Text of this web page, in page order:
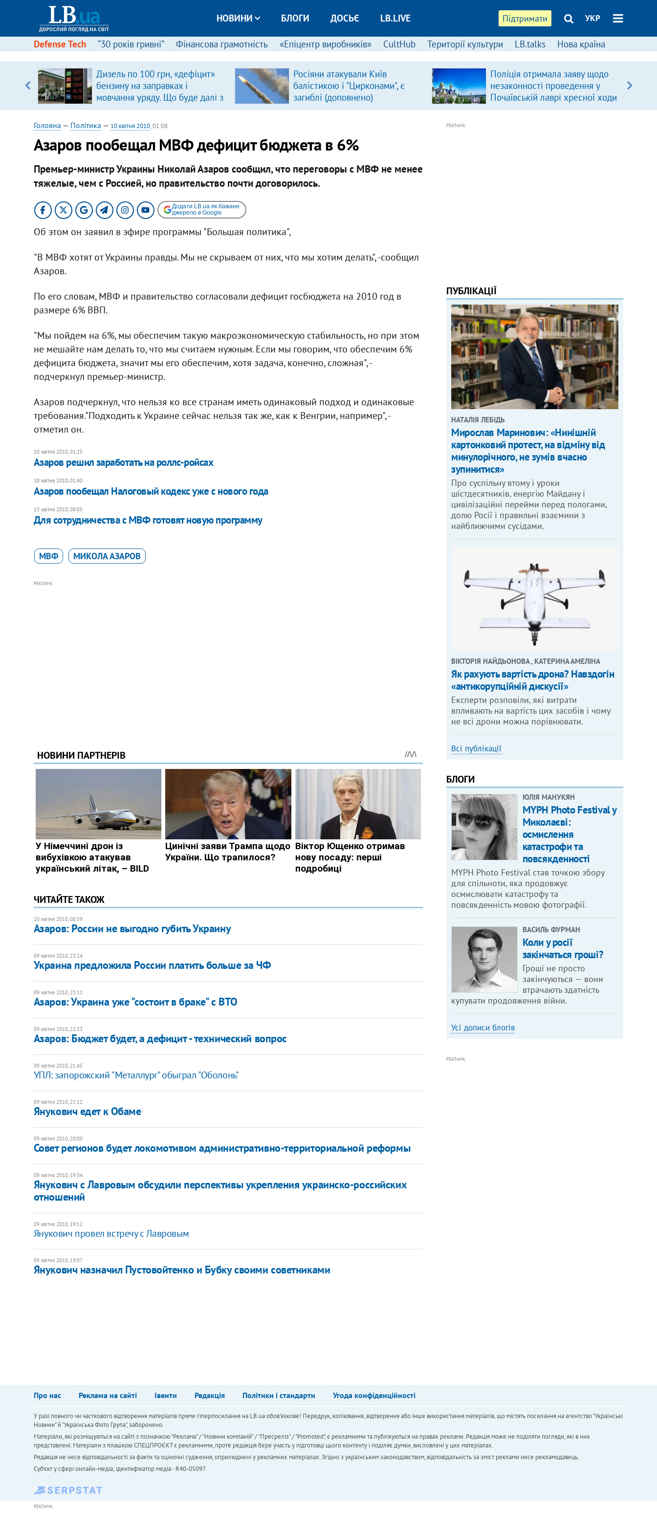
Підтримати УКР
НОВИНИ БЛОГИ ДОСЬЄ LB.LIVE
Defense Tech “30 років гривні” Фінансова грамотність «Епіцентр виробників» CultHub Території культури LB.talks Нова країна
Дизель по 100 грн, «дефіцит»
бензину на заправках і
мовчання уряду. Що буде далі з
цінами на пальне?
Росіяни атакували Київ
балістикою і "Цирконами", є
загиблі (доповнено)
Поліція отримала заяву щодо
незаконності проведення у
Почаївській лаврі хресної ходи
Головна — Політика — 10 квітня 2010, 01:08
Азаров пообещал МВФ дефицит бюджета в 6%
Премьер-министр Украины Николай Азаров сообщил, что переговоры с МВФ не менее
тяжелые, чем с Россией, но правительство почти договорилось.
Додати LB.ua як бажане
джерело в Google
Об этом он заявил в эфире программы "Большая политика",
"В МВФ хотят от Украины правды. Мы не скрываем от них, что мы хотим делать", -сообщил
Азаров.
По его словам, МВФ и правительство согласовали дефицит госбюджета на 2010 год в
размере 6% ВВП.
"Мы пойдем на 6%, мы обеспечим такую макроэкономическую стабильность, но при этом
не мешайте нам делать то, что мы считаем нужным. Если мы говорим, что обеспечим 6%
дефицита бюджета, значит мы его обеспечим, хотя задача, конечно, сложная", -
подчеркнул премьер-министр.
Азаров подчеркнул, что нельзя ко все странам иметь одинаковый подход и одинаковые
требования."Подходить к Украине сейчас нельзя так же, как к Венгрии, например", -
отметил он.
10 квітня 2010, 01:25
Азаров решил заработать на роллс-ройсах
10 квітня 2010, 01:40
Азаров пообещал Налоговый кодекс уже с нового года
13 квітня 2010, 08:05
Для сотрудничества с МВФ готовят новую программу
МВФ МИКОЛА АЗАРОВ
РЕКЛАМА
ЧИТАЙТЕ ТАКОЖ
10 квітня 2010, 00:59
Азаров: России не выгодно губить Украину
09 квітня 2010, 23:24
Украина предложила России платить больше за ЧФ
09 квітня 2010, 23:11
Азаров: Украина уже "состоит в браке" с ВТО
09 квітня 2010, 22:33
Азаров: Бюджет будет, а дефицит - технический вопрос
09 квітня 2010, 21:45
УПЛ: запорожский "Металлург" обыграл "Оболонь"
09 квітня 2010, 21:12
Янукович едет к Обаме
09 квітня 2010, 20:00
Совет регионов будет локомотивом административно-территориальной реформы
09 квітня 2010, 19:34
Янукович с Лавровым обсудили перспективы укрепления украинско-российских
отношений
09 квітня 2010, 19:12
Янукович провел встречу с Лавровым
09 квітня 2010, 19:07
Янукович назначил Пустовойтенко и Бубку своими советниками
РЕКЛАМА
ПУБЛІКАЦІЇ
НАТАЛІЯ ЛЕБІДЬ
Мирослав Маринович: «Нинішній
картонковий протест, на відміну від
минулорічного, не зумів вчасно
зупинитися»
Про суспільну втому і уроки
шістдесятників, енергію Майдану і
цивілізаційні перейми перед пологами,
долю Росії і правильні взаємини з
найближчими сусідами.
ВІКТОРІЯ НАЙДЬОНОВА , КАТЕРИНА АМЕЛІНА
Як рахують вартість дрона? Навздогін
«антикорупційній дискусії»
Експерти розповіли, які витрати
впливають на вартість цих засобів і чому
не всі дрони можна порівнювати.
Всі публікації
БЛОГИ
ЮЛІЯ МАНУКЯН
MYPH Photo Festival у
Миколаєві:
осмислення
катастрофи та
повсякденності
MYPH Photo Festival став точкою збору
для спільноти, яка продовжує
осмислювати катастрофу та
повсякденність мовою фотографії.
ВАСИЛЬ ФУРМАН
Коли у росії
закінчаться гроші?
Гроші не просто
закінчуються — вони
втрачають здатність
купувати продовження війни.
Усі дописи блогів
РЕКЛАМА
Про нас Реклама на сайті Івенти Редакція Політики і стандарти Угода конфіденційності
У разі повного чи часткового відтворення матеріалів пряме гіперпосилання на LB.ua обов'язкове! Передрук, копіювання, відтворення або інше використання матеріалів, що містять посилання на агентство "Українськi
Новини" й "Українська Фото Група", заборонено.
Матеріали, які розміщуються на сайті з позначкою "Реклама" / "Новини компаній" / "Пресреліз" / "Promoted", є рекламними та публікуються на правах реклами. Редакція може не поділяти погляди, які в них
представлені. Матеріали з плашкою СПЕЦПРОЄКТ є рекламними, проте редакція бере участь у підготовці цього контенту і поділяє думки, висловлені у цих матеріалах.
Редакція не несе відповідальності за факти та оціночні судження, оприлюднені у рекламних матеріалах. Згідно з українським законодавством, відповідальність за зміст реклами несе рекламодавець.
Cуб'єкт у сфері онлайн-медіа; ідентифікатор медіа - R40-05097
РЕКЛАМА